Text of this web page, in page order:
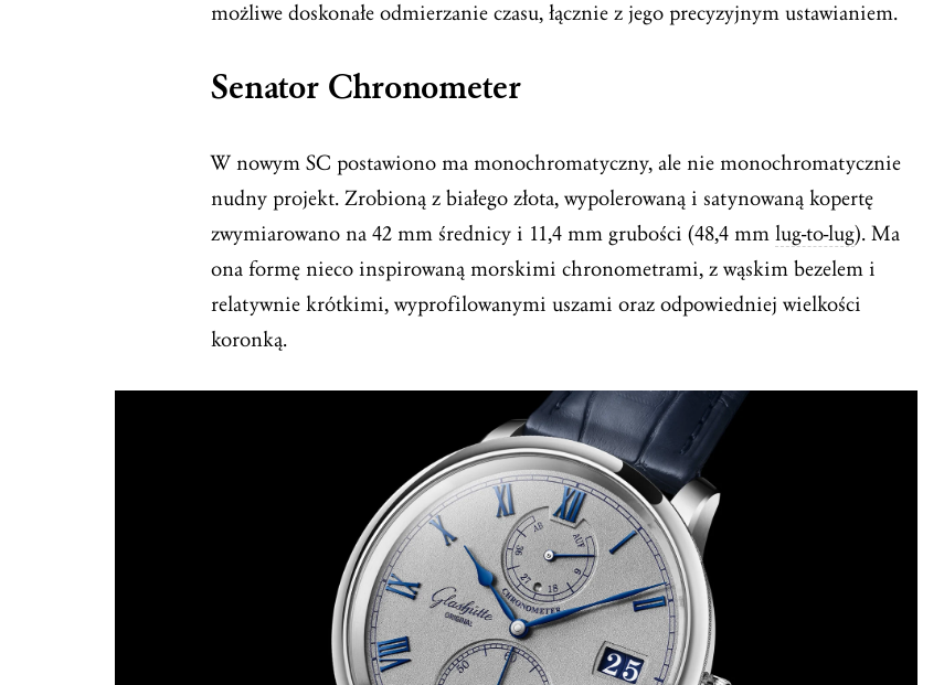
możliwe doskonałe odmierzanie czasu, łącznie z jego precyzyjnym ustawianiem.
Senator Chronometer
W nowym SC postawiono ma monochromatyczny, ale nie monochromatycznie
nudny projekt. Zrobioną z białego złota, wypolerowaną i satynowaną kopertę
zwymiarowano na 42 mm średnicy i 11,4 mm grubości (48,4 mm lug-to-lug). Ma
ona formę nieco inspirowaną morskimi chronometrami, z wąskim bezelem i
relatywnie krótkimi, wyprofilowanymi uszami oraz odpowiedniej wielkości
koronką.